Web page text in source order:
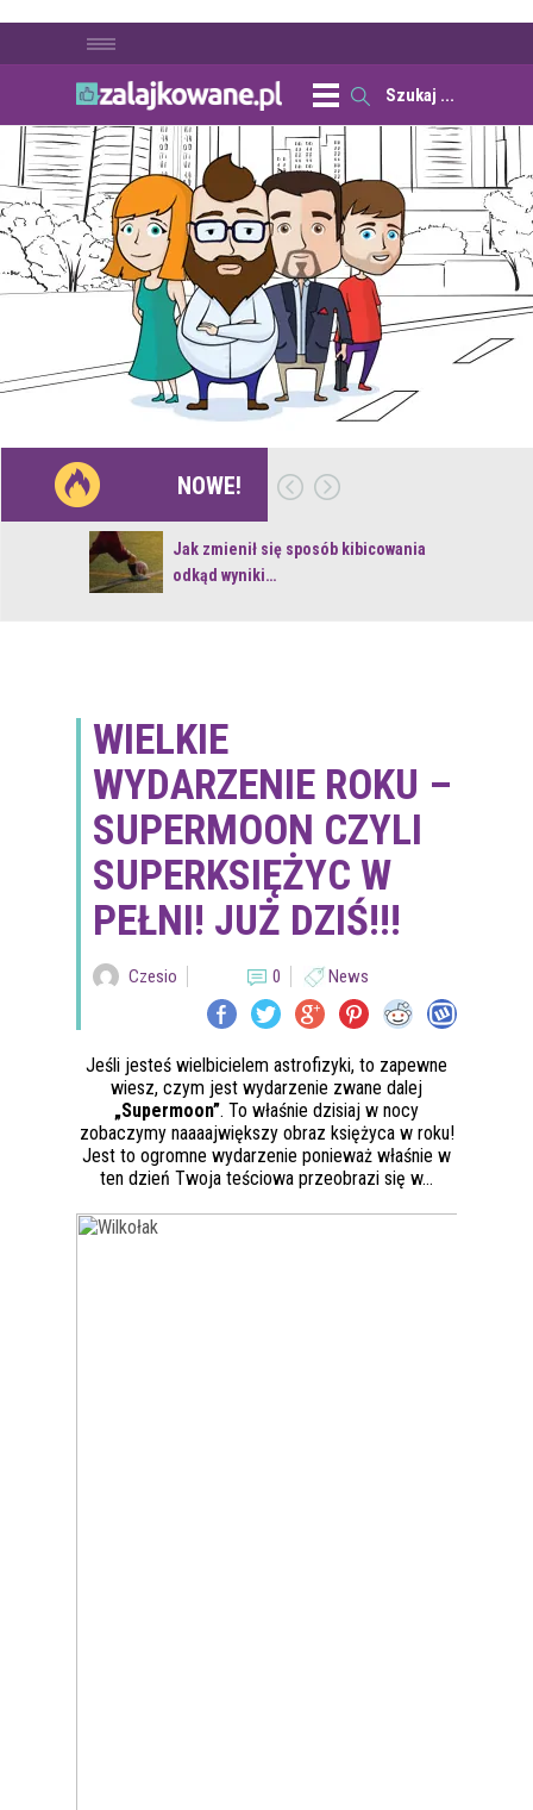
NOWE!
Jak zmienił się sposób kibicowania
odkąd wyniki…
WIELKIE
WYDARZENIE ROKU –
SUPERMOON CZYLI
SUPERKSIĘŻYC W
PEŁNI! JUŻ DZIŚ!!!
Czesio 0 News
Jeśli jesteś wielbicielem astrofizyki, to zapewne
wiesz, czym jest wydarzenie zwane dalej
„Supermoon”. To właśnie dzisiaj w nocy
zobaczymy naaaajwiększy obraz księżyca w roku!
Jest to ogromne wydarzenie ponieważ właśnie w
ten dzień Twoja teściowa przeobrazi się w…